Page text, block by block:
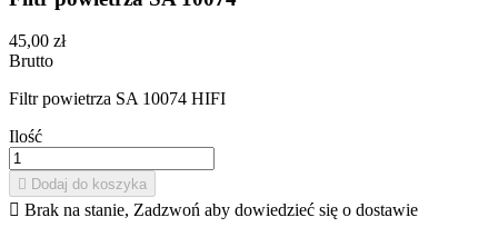
45,00 zł
Brutto
Filtr powietrza SA 10074 HIFI
Ilość
 Dodaj do koszyka
 Brak na stanie, Zadzwoń aby dowiedzieć się o dostawie